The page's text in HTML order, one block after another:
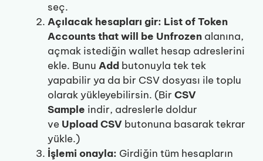
seç.
Açılacak hesapları gir: List of Token
Accounts that will be Unfrozen alanına,
açmak istediğin wallet hesap adreslerini
ekle. Bunu Add butonuyla tek tek
yapabilir ya da bir CSV dosyası ile toplu
olarak yükleyebilirsin. (Bir CSV
Sample indir, adreslerle doldur
ve Upload CSV butonuna basarak tekrar
yükle.)
İşlemi onayla: Girdiğin tüm hesapların